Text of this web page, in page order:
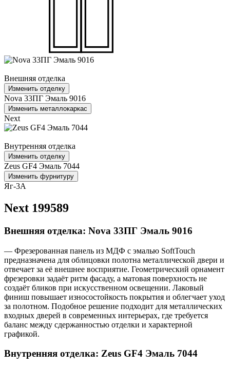
Внешняя отделка
Изменить отделку
Nova 33ПГ Эмаль 9016
Изменить металлокаркас
Next
Внутренняя отделка
Изменить отделку
Zeus GF4 Эмаль 7044
Изменить фурнитуру
Яг-3А
Next 199589
Внешняя отделка: Nova 33ПГ Эмаль 9016
— Фрезерованная панель из МДФ с эмалью SoftTouch
предназначена для облицовки полотна металлической двери и
отвечает за её внешнее восприятие. Геометрический орнамент
фрезеровки задаёт ритм фасаду, а матовая поверхность не
создаёт бликов при искусственном освещении. Лаковый
финиш повышает износостойкость покрытия и облегчает уход
за полотном. Подобное решение подходит для металлических
входных дверей в современных интерьерах, где требуется
баланс между сдержанностью отделки и характерной
графикой.
Внутренняя отделка: Zeus GF4 Эмаль 7044